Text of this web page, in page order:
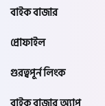
বাইক বাজার
প্রোফাইল
গুরত্বপূর্ন লিংক